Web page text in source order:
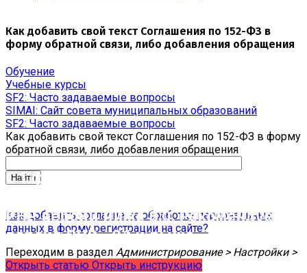
С 1 февраля 2023 года ограничена
PHP версии ниже 8.0. Рекомендуемая
версия PHP - 8.1 и выше
Открыть статью Открыть инструкцию
Как добавить свой текст Соглашения по 152-ФЗ в
форму обратной связи, либо добавления обращения
Обучение
Учебные курсы
SF2: Часто задаваемые вопросы
SIMAI: Сайт совета муниципальных образований
SF2: Часто задаваемые вопросы
Как добавить свой текст Соглашения по 152-ФЗ в форму
обратной связи, либо добавления обращения
Как добавить согласие на обработку персональных
данных в форму регистрации на сайте?
Переходим в раздел Администрирование > Настройки >
Настройки продукта > Соглашения.